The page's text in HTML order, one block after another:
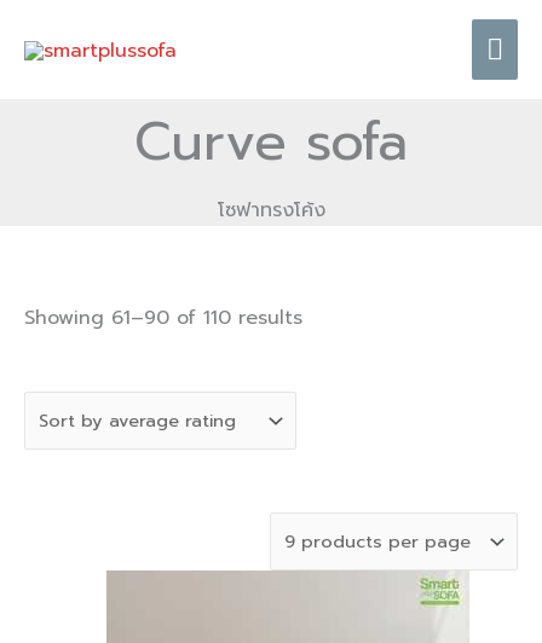
Curve sofa
โซฟาทรงโค้ง
Showing 61–90 of 110 resultsSorted